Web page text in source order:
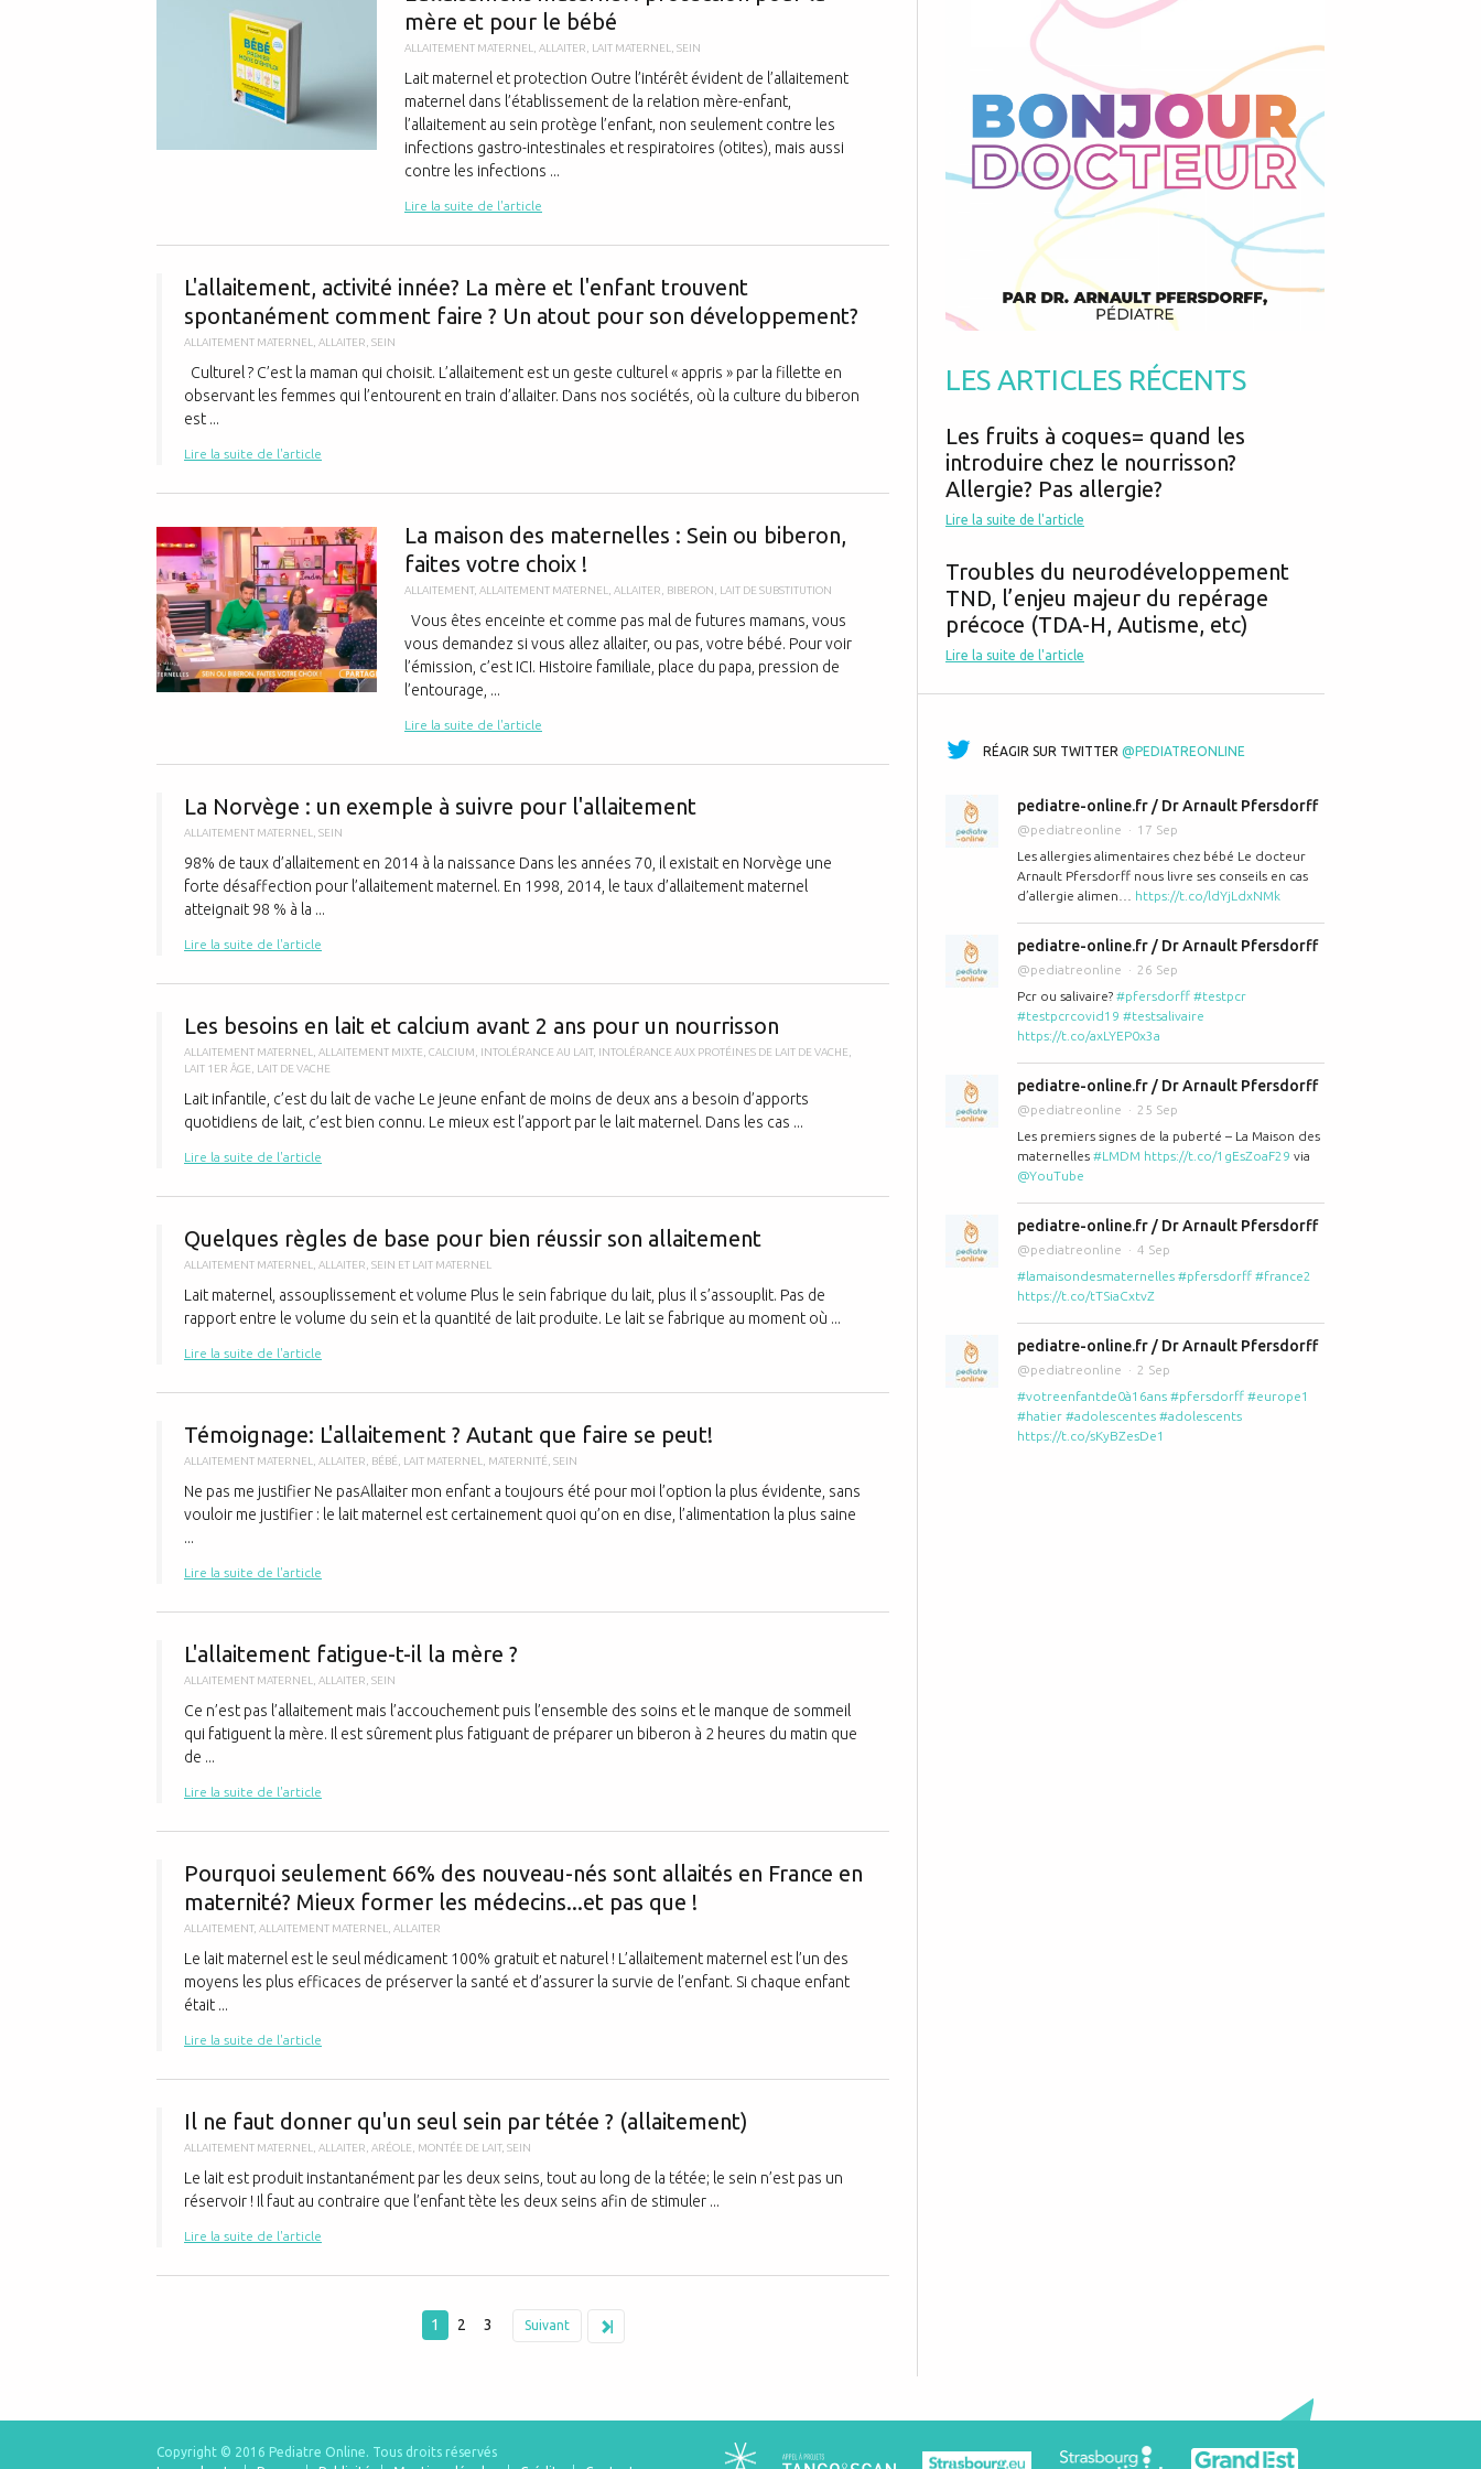
Asthme
Cardio vasculaire
Chirurgie
Comportement
Développement
Génétique
Grossesse
Handicap
Hygiène
Prématurés
Protection enfance
Psycho social
psychologie
Vision
Voyages
mère et pour le bébé
ALLAITEMENT MATERNEL ALLAITER LAIT MATERNEL SEIN
Lait maternel et protection Outre l’intérêt évident de l’allaitement
maternel dans l’établissement de la relation mère-enfant,
l’allaitement au sein protège l’enfant, non seulement contre les
infections gastro-intestinales et respiratoires (otites), mais aussi
contre les infections ...
Lire la suite de l'article
L'allaitement, activité innée? La mère et l'enfant trouvent
spontanément comment faire ? Un atout pour son développement?
ALLAITEMENT MATERNEL ALLAITER SEIN
Culturel ? C’est la maman qui choisit. L’allaitement est un geste culturel « appris » par la fillette en
observant les femmes qui l’entourent en train d’allaiter. Dans nos sociétés, où la culture du biberon
est ...
Lire la suite de l'article
L'allaitement, activité innée? La mère et l'enfant trouvent spontanément comment
La maison des maternelles : Sein ou biberon,
faites votre choix !
ALLAITEMENT, ALLAITEMENT MATERNEL ALLAITER BIBERON LAIT DE SUBSTITUTION
Vous êtes enceinte et comme pas mal de futures mamans, vous
vous demandez si vous allez allaiter, ou pas, votre bébé. Pour voir
l’émission, c’est ICI. Histoire familiale, place du papa, pression de
l’entourage, ...
Lire la suite de l'article
La maison des maternelles : Sein ou biberon, faites votre choix !
La Norvège : un exemple à suivre pour l'allaitement
ALLAITEMENT MATERNEL SEIN
98% de taux d’allaitement en 2014 à la naissance Dans les années 70, il existait en Norvège une
forte désaffection pour l’allaitement maternel. En 1998, 2014, le taux d’allaitement maternel
atteignait 98 % à la ...
Lire la suite de l'article
Les besoins en lait et calcium avant 2 ans pour un nourrisson
ALLAITEMENT MATERNEL ALLAITEMENT MIXTE CALCIUM INTOLÉRANCE AU LAIT, INTOLÉRANCE AUX PROTÉINES DE LAIT DE VACHE
LAIT 1ER ÂGE
LAIT DE VACHE
Lait infantile, c’est du lait de vache Le jeune enfant de moins de deux ans a besoin d’apports
quotidiens de lait, c’est bien connu. Le mieux est l’apport par le lait maternel. Dans les cas ...
Lire la suite de l'article
Les besoins en lait et calcium avant 2 ans pour un nourrisson
Quelques règles de base pour bien réussir son allaitement
ALLAITEMENT MATERNEL ALLAITER SEIN ET LAIT MATERNEL
Lait maternel, assouplissement et volume Plus le sein fabrique du lait, plus il s’assouplit. Pas de
rapport entre le volume du sein et la quantité de lait produite. Le lait se fabrique au moment où ...
Lire la suite de l'article
Quelques règles de base pour bien réussir son allaitement
Témoignage: L'allaitement ? Autant que faire se peut!
ALLAITEMENT MATERNEL ALLAITER BÉBÉ LAIT MATERNEL MATERNITÉ SEIN
Ne pas me justifier Ne pasAllaiter mon enfant a toujours été pour moi l’option la plus évidente, sans
vouloir me justifier : le lait maternel est certainement quoi qu’on en dise, l’alimentation la plus saine
...
Lire la suite de l'article
Témoignage: L'allaitement ? Autant que faire se peut!
L'allaitement fatigue-t-il la mère ?
ALLAITEMENT MATERNEL ALLAITER SEIN
Ce n’est pas l’allaitement mais l’accouchement puis l’ensemble des soins et le manque de sommeil
qui fatiguent la mère. Il est sûrement plus fatiguant de préparer un biberon à 2 heures du matin que
de ...
Lire la suite de l'article
Pourquoi seulement 66% des nouveau-nés sont allaités en France en
maternité? Mieux former les médecins...et pas que !
ALLAITEMENT, ALLAITEMENT MATERNEL ALLAITER
Le lait maternel est le seul médicament 100% gratuit et naturel ! L’allaitement maternel est l’un des
moyens les plus efficaces de préserver la santé et d’assurer la survie de l’enfant. Si chaque enfant
était ...
Lire la suite de l'article
Il ne faut donner qu'un seul sein par tétée ? (allaitement)
ALLAITEMENT MATERNEL ALLAITER ARÉOLE MONTÉE DE LAIT, SEIN
Le lait est produit instantanément par les deux seins, tout au long de la tétée; le sein n’est pas un
réservoir ! Il faut au contraire que l’enfant tète les deux seins afin de stimuler ...
Lire la suite de l'article
1 2 3 Suivant
LES ARTICLES RÉCENTS
Les fruits à coques= quand les
introduire chez le nourrisson?
Allergie? Pas allergie?
Lire la suite de l'article
Troubles du neurodéveloppement
TND, l’enjeu majeur du repérage
précoce (TDA-H, Autisme, etc)
Lire la suite de l'article
RÉAGIR SUR TWITTER @PEDIATREONLINE
pediatre-online.fr / Dr Arnault Pfersdorff
@pediatreonline
17 Sep
Les allergies alimentaires chez bébé Le docteur
Arnault Pfersdorff nous livre ses conseils en cas
d’allergie alimen… https://t.co/ldYjLdxNMk
pediatre-online.fr / Dr Arnault Pfersdorff
@pediatreonline
26 Sep
Pcr ou salivaire? #pfersdorff #testpcr
#testpcrcovid19 #testsalivaire
https://t.co/axLYEP0x3a
pediatre-online.fr / Dr Arnault Pfersdorff
@pediatreonline
25 Sep
Les premiers signes de la puberté – La Maison des
maternelles #LMDM https://t.co/1gEsZoaF29 via
@YouTube
pediatre-online.fr / Dr Arnault Pfersdorff
@pediatreonline
4 Sep
#lamaisondesmaternelles #pfersdorff #france2
https://t.co/tTSiaCxtvZ
pediatre-online.fr / Dr Arnault Pfersdorff
@pediatreonline
2 Sep
#votreenfantde0à16ans #pfersdorff #europe1
#hatier #adolescentes #adolescents
https://t.co/sKyBZesDe1
Copyright © 2016 Pediatre Online. Tous droits réservés